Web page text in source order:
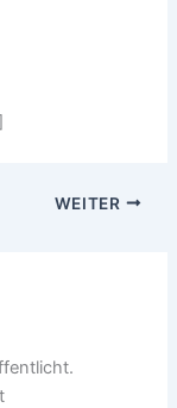
WEITER